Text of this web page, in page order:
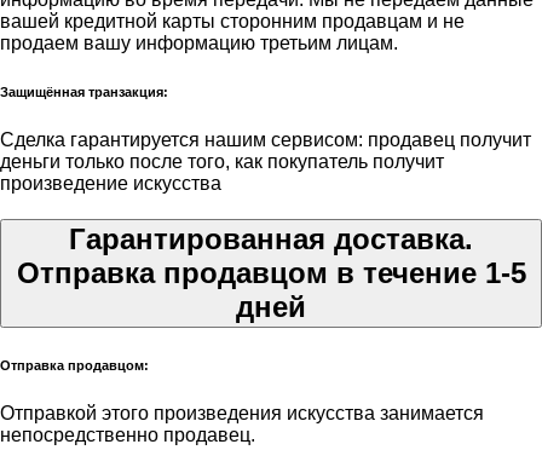
вашей кредитной карты сторонним продавцам и не
продаем вашу информацию третьим лицам.
Защищённая транзакция:
Сделка гарантируется нашим сервисом: продавец получит
деньги только после того, как покупатель получит
произведение искусства
Гарантированная доставка.
Отправка продавцом в течение 1-5
дней
Отправка продавцом:
Отправкой этого произведения искусства занимается
непосредственно продавец.